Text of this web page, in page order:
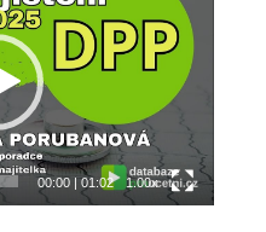
00:00 |01:02 1.00x